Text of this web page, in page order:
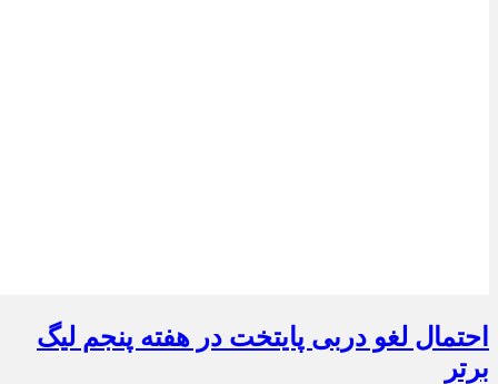
احتمال لغو دربی پایتخت در هفته پنجم لیگ
برتر